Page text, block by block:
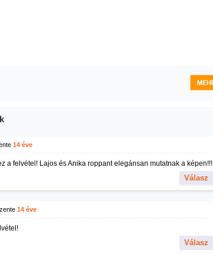
14 éve
a felvétel! Lajos és Anika roppant elegánsan mutatnak a képen!!!
Válasz
14 éve
Válasz